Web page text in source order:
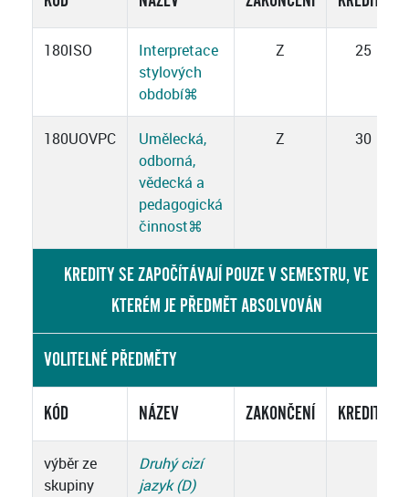
180ISO
Interpretace
stylových
období⌘
Z 25
180UOVPC
Umělecká,
odborná,
vědecká a
pedagogická
činnost⌘
Z 30
KREDITY SE ZAPOČÍTÁVAJÍ POUZE V SEMESTRU, VE
KTERÉM JE PŘEDMĚT ABSOLVOVÁN
VOLITELNÉ PŘEDMĚTY
KÓD NÁZEV ZAKONČENÍ KREDITY
výběr ze
skupiny
Druhý cizí
jazyk (D)